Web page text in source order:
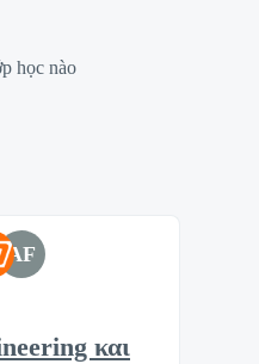
học nào
AF
και